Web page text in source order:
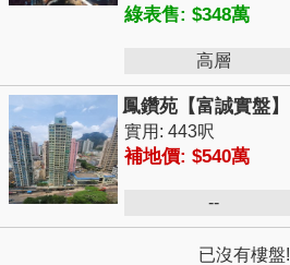
綠表售: $348萬
高層
鳳鑽苑【富誠實盤】
實用: 443呎
補地價: $540萬
--
已沒有樓盤!